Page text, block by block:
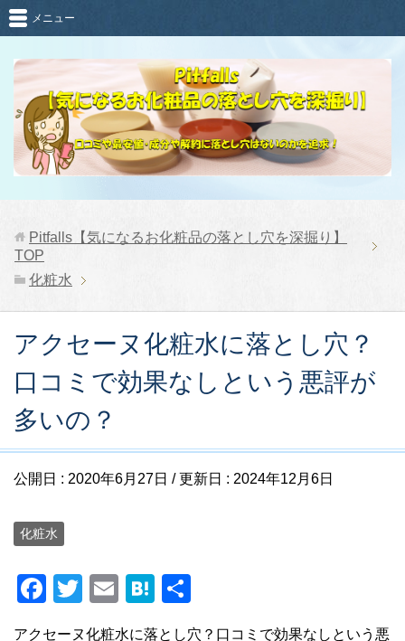
メニュー
Pitfalls【気になるお化粧品の落とし穴を深掘り】
TOP
化粧水
アクセーヌ化粧水に落とし穴？
口コミで効果なしという悪評が
多いの？
公開日 : 2020年6月27日 / 更新日 : 2024年12月6日
化粧水
F
T
E
m
H
有
アクセーヌ化粧水に落とし穴？口コミで効果なしという悪